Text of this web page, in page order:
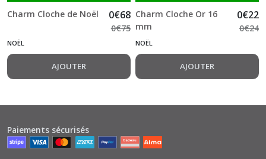
Charm Cloche de Noël
0€68
0€75
NOËL
AJOUTER
Charm Cloche Or 16
mm
0€22
0€24
NOËL
AJOUTER
Paiements sécurisés